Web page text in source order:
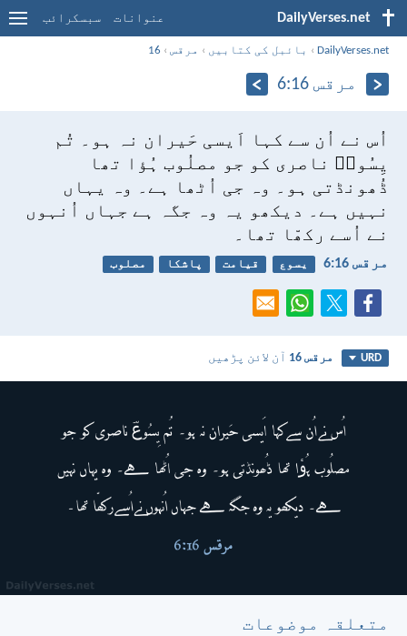
DailyVerses.net عنوانات سبسکرائب
DailyVerses.net
› بائبل کی کتابیں › مرقس ›
16
مرقس 16:‏6
اُس نے اُن سے کہا اَیسی حَیران نہ ہو۔ تُم
یِسُوعؔ ناصری کو جو مصلُوب ہُؤا تھا
ڈُھونڈتی ہو۔ وہ جی اُٹھا ہے۔ وہ یہاں
نہیں ہے۔ دیکھو یہ وہ جگہ ہے جہاں اُنہوں
نے اُسے رکھّا تھا۔
مرقس 16:‏6 یسوع قیامت پاشکا مصلوب
URD مرقس 16 آن لائن پڑھیں
متعلقہ موضوعات